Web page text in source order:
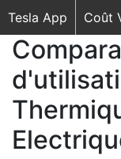
Tesla App Coût